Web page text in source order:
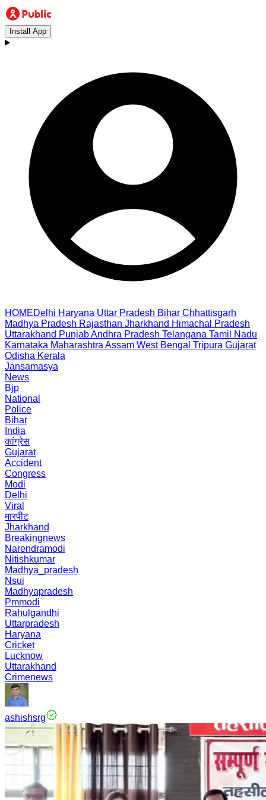
Install App
HOMEDelhi Haryana Uttar Pradesh Bihar Chhattisgarh
Madhya Pradesh Rajasthan Jharkhand Himachal Pradesh
Uttarakhand PunjabAndhra Pradesh Telangana Tamil Nadu
Karnataka Maharashtra Assam West Bengal Tripura Gujarat
Odisha Kerala
Jansamasya
News
Bjp
National
Police
Bihar
India
कांग्रेस
Gujarat
Accident
Congress
Modi
Delhi
Viral
मारपीट
Jharkhand
Breakingnews
Narendramodi
Nitishkumar
Madhya_pradesh
Nsui
Madhyapradesh
Pmmodi
Rahulgandhi
Uttarpradesh
Haryana
Cricket
Lucknow
Uttarakhand
Crimenews
ashishsrg